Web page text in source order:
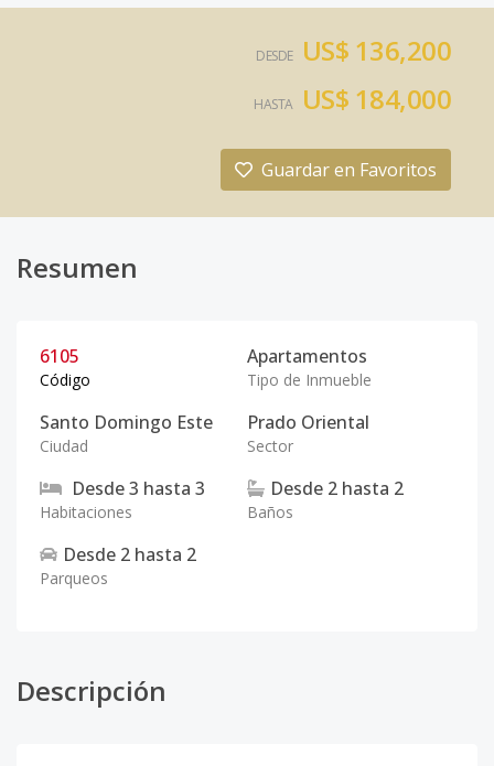
DESDE US$ 136,200
HASTA US$ 184,000
Guardar en Favoritos
Resumen
6105
Código
Apartamentos
Tipo de Inmueble
Santo Domingo Este
Ciudad
Prado Oriental
Sector
Desde3 hasta 3
Habitaciones
Desde 2 hasta 2
Baños
Desde 2 hasta 2
Parqueos
Descripción